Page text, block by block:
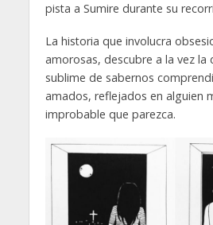
pista a Sumire durante su
La historia que involucra
amorosas, descubre a la vez la
sublime de sabernos
amados, reflejados en alguien
improbable que parezca.